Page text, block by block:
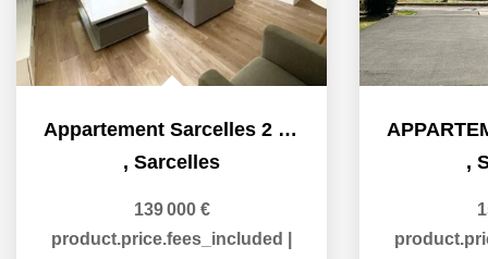
Appartement Sarcelles 2 pièce(s) 39 m2
, Sarcelles
139 000 €
product.price.fees_included
,